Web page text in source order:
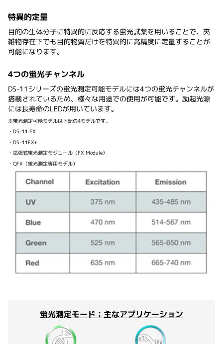
特異的定量
目的の生体分子に特異的に反応する蛍光試薬を用いることで、夾
雑物存在下でも目的物質だけを特異的に高精度に定量することが
可能になります。
4つの蛍光チャンネル
DS-11シリーズの蛍光測定可能モデルには4つの蛍光チャンネルが
搭載されているため、様々な用途での使用が可能です。励起光源
には長寿命のLEDが用いています。
※蛍光測定可能モデルは下記の4モデルです。
・DS-11 FX
・DS-11FX+
・拡張式蛍光測定モジュール（FX Module）
・QFX（蛍光測定専用モデル）
蛍光測定モード：主なアプリケーション